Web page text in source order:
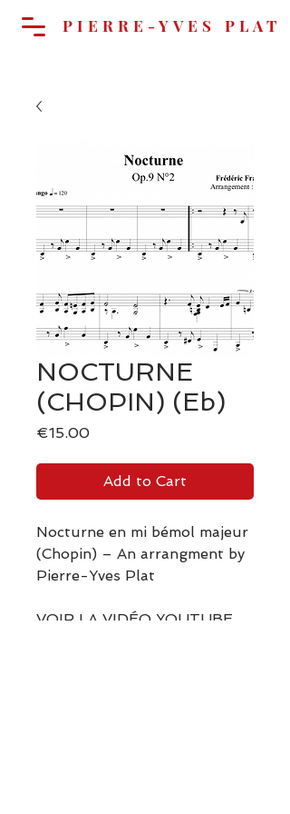
PIERRE-YVES PLAT
NOCTURNE
(CHOPIN) (Eb)
€15.00Price
Add to Cart
Nocturne en mi bémol majeur
(Chopin) – An arrangment by
Pierre-Yves Plat
VOIR LA VIDÉO YOUTUBE